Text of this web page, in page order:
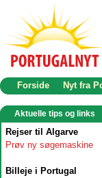
Forside Nyt fra
Aktuelle tips og links
Rejser til Algarve
Prøv ny søgemaskine
Billeje i Portugal